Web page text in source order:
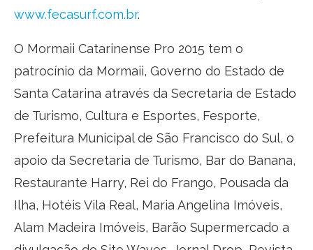
www.fecasurf.com.br.
O Mormaii Catarinense Pro 2015 tem o
patrocínio da Mormaii, Governo do Estado de
Santa Catarina através da Secretaria de Estado
de Turismo, Cultura e Esportes, Fesporte,
Prefeitura Municipal de São Francisco do Sul, o
apoio da Secretaria de Turismo, Bar do Banana,
Restaurante Harry, Rei do Frango, Pousada da
Ilha, Hotéis Vila Real, Maria Angelina Imóveis,
Alam Madeira Imóveis, Barão Supermercado a